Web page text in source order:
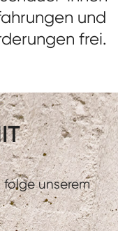
und
frei.
folge unserem